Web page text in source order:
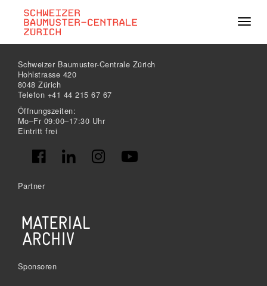
Schweizer Baumuster-Centrale Zürich
Hohlstrasse 420
8048 Zürich
Telefon +41 44 215 67 67
Öffnungszeiten:
Mo–Fr 09:00–17:30 Uhr
Eintritt frei
Partner
Sponsoren